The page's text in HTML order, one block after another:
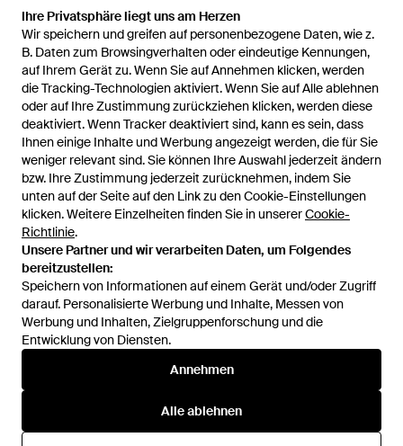
Ihre Privatsphäre liegt uns am Herzen
Wir speichern und greifen auf personenbezogene Daten, wie z.
B. Daten zum Browsingverhalten oder eindeutige Kennungen,
auf Ihrem Gerät zu. Wenn Sie auf Annehmen klicken, werden
die Tracking-Technologien aktiviert. Wenn Sie auf Alle ablehnen
oder auf Ihre Zustimmung zurückziehen klicken, werden diese
deaktiviert. Wenn Tracker deaktiviert sind, kann es sein, dass
Ihnen einige Inhalte und Werbung angezeigt werden, die für Sie
weniger relevant sind. Sie können Ihre Auswahl jederzeit ändern
bzw. Ihre Zustimmung jederzeit zurücknehmen, indem Sie
unten auf der Seite auf den Link zu den Cookie-Einstellungen
klicken. Weitere Einzelheiten finden Sie in unsererCookie-
Richtlinie.
Unsere Partner und wir verarbeiten Daten, um Folgendes
bereitzustellen:
Speichern von Informationen auf einem Gerät und/oder Zugriff
darauf. Personalisierte Werbung und Inhalte, Messen von
Werbung und Inhalten, Zielgruppenforschung und die
Entwicklung von Diensten.
Annehmen
Alle ablehnen
Ihre Privatsphäre liegt uns am Herzen
Wir speichern und greifen auf personenbezogene Daten, wie z.
B. Daten zum Browsingverhalten oder eindeutige Kennungen,
auf Ihrem Gerät zu. Wenn Sie auf Annehmen klicken, werden
die Tracking-Technologien aktiviert. Wenn Sie auf Alle ablehnen
oder auf Ihre Zustimmung zurückziehen klicken, werden diese
deaktiviert. Wenn Tracker deaktiviert sind, kann es sein, dass
Ihnen einige Inhalte und Werbung angezeigt werden, die für Sie
weniger relevant sind. Sie können Ihre Auswahl jederzeit ändern
bzw. Ihre Zustimmung jederzeit zurücknehmen, indem Sie
unten auf der Seite auf den Link zu den Cookie-Einstellungen
klicken. Weitere Einzelheiten finden Sie in unsererCookie-
Richtlinie.
Unsere Partner und wir verarbeiten Daten, um Folgendes
bereitzustellen:
Speichern von Informationen auf einem Gerät und/oder Zugriff
darauf. Personalisierte Werbung und Inhalte, Messen von
Werbung und Inhalten, Zielgruppenforschung und die
Entwicklung von Diensten.
Annehmen
Alle ablehnen
104 €
JW Anderson
Sneakers - Natur
VonYOOX
AUSVERKAUFT
International
Hilfe und Informationen